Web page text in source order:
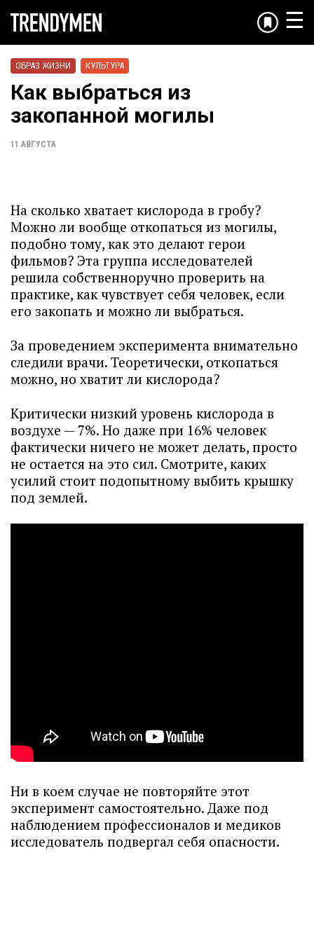
☰
ОБРАЗ ЖИЗНИ КУЛЬТУРА
Как выбраться из
закопанной могилы
11 АВГУСТА
На сколько хватает кислорода в гробу?
Можно ли вообще откопаться из могилы,
подобно тому, как это делают герои
фильмов? Эта группа исследователей
решила собственноручно проверить на
практике, как чувствует себя человек, если
его закопать и можно ли выбраться.
За проведением эксперимента внимательно
следили врачи. Теоретически, откопаться
можно, но хватит ли кислорода?
Критически низкий уровень кислорода в
воздухе — 7%. Но даже при 16% человек
фактически ничего не может делать, просто
не остается на это сил. Смотрите, каких
усилий стоит подопытному выбить крышку
под землей.
Ни в коем случае не повторяйте этот
эксперимент самостоятельно. Даже под
наблюдением профессионалов и медиков
исследователь подвергал себя опасности.